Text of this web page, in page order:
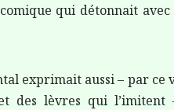
qui détonnait
exprimait aussi – par ce
des lèvres qui l’imitent